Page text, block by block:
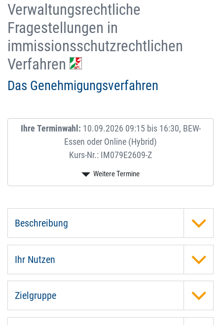
Verwaltungsrechtliche
Fragestellungen in
immissionsschutzrechtlichen
Verfahren
Das Genehmigungsverfahren
Ihre Terminwahl: 10.09.2026 09:15 bis 16:30, BEW-
Essen oder Online (Hybrid)
Kurs-Nr.: IM079E2609-Z
Beschreibung
Ihr Nutzen
Zielgruppe